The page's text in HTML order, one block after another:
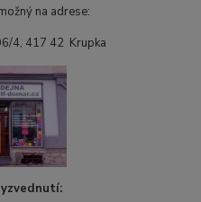
na adrese:
4, 417 42 Krupka